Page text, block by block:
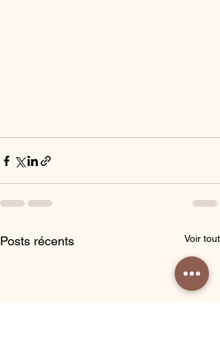
Posts récents Voir tout